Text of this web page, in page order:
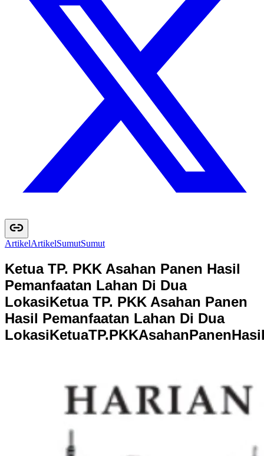
ArtikelArtikelSumutSumut
Ketua TP. PKK Asahan Panen Hasil
Pemanfaatan Lahan Di Dua
LokasiKetua TP. PKK Asahan Panen
Hasil Pemanfaatan Lahan Di Dua
LokasiKetuaTP.PKKAsahanPanenHasi